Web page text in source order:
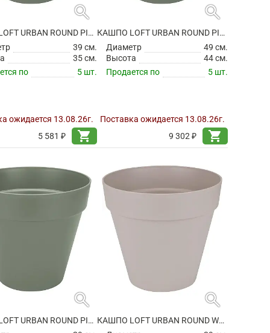
search
КАШПО LOFT URBAN ROUND PISTACHIO GREEN НА КОЛЕСИКАХ
39 см.
35 см.
по
5 шт.
ожидается 13.08.26г.
5 581 ₽
shopping_cart
search
КАШПО LOFT URBAN ROUND PISTACHIO GREEN НА КОЛЕСИКАХ
Диаметр
49 см.
Высота
44 см.
Продается по
5 шт.
Поставка ожидается 13.08.26г.
9 302 ₽
shopping_cart
search
КАШПО LOFT URBAN ROUND PISTACHIO GREEN
search
КАШПО LOFT URBAN ROUND WARM GREY НА КОЛЕСИКАХ